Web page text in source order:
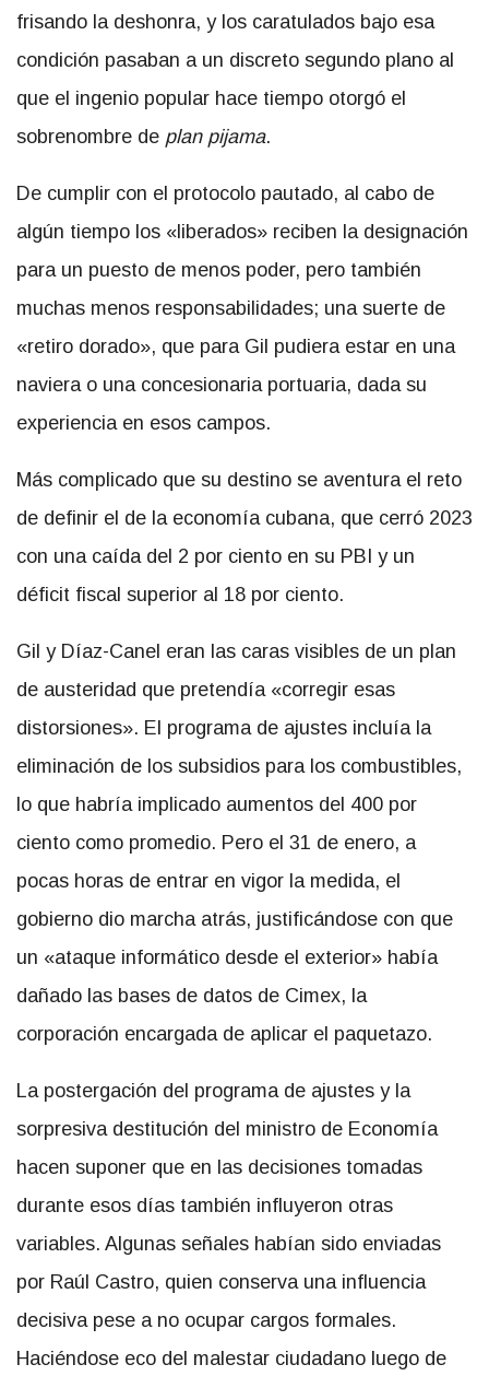
frisando la deshonra, y los caratulados bajo esa
condición pasaban a un discreto segundo plano al
que el ingenio popular hace tiempo otorgó el
sobrenombre de plan pijama.
De cumplir con el protocolo pautado, al cabo de
algún tiempo los «liberados» reciben la designación
para un puesto de menos poder, pero también
muchas menos responsabilidades; una suerte de
«retiro dorado», que para Gil pudiera estar en una
naviera o una concesionaria portuaria, dada su
experiencia en esos campos.
Más complicado que su destino se aventura el reto
de definir el de la economía cubana, que cerró 2023
con una caída del 2 por ciento en su PBI y un
déficit fiscal superior al 18 por ciento.
Gil y Díaz-Canel eran las caras visibles de un plan
de austeridad que pretendía «corregir esas
distorsiones». El programa de ajustes incluía la
eliminación de los subsidios para los combustibles,
lo que habría implicado aumentos del 400 por
ciento como promedio. Pero el 31 de enero, a
pocas horas de entrar en vigor la medida, el
gobierno dio marcha atrás, justificándose con que
un «ataque informático desde el exterior» había
dañado las bases de datos de Cimex, la
corporación encargada de aplicar el paquetazo.
La postergación del programa de ajustes y la
sorpresiva destitución del ministro de Economía
hacen suponer que en las decisiones tomadas
durante esos días también influyeron otras
variables. Algunas señales habían sido enviadas
por Raúl Castro, quien conserva una influencia
decisiva pese a no ocupar cargos formales.
Haciéndose eco del malestar ciudadano luego de